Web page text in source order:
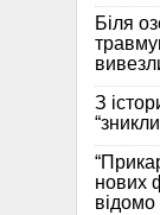
Біля
З
нових
відомо